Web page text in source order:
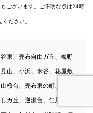
ございます。ご不明な点は24時
ださい。
東、売布自由ガ丘、梅野
山、小浜、米谷、花屋敷
桜台、売布東の町、境
ガ丘、逆瀬台、仁川月見